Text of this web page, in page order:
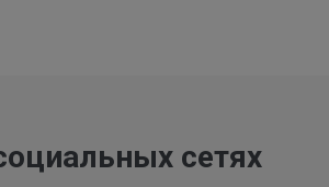
сетях